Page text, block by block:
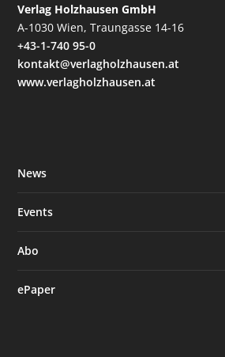
Verlag Holzhausen GmbH
A-1030 Wien, Traungasse 14-16
+43-1-740 95-0
kontakt@verlagholzhausen.at
www.verlagholzhausen.at
News
Events
Abo
ePaper